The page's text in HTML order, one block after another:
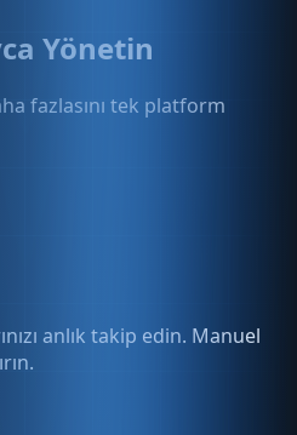
anlık takip edin. Manuel